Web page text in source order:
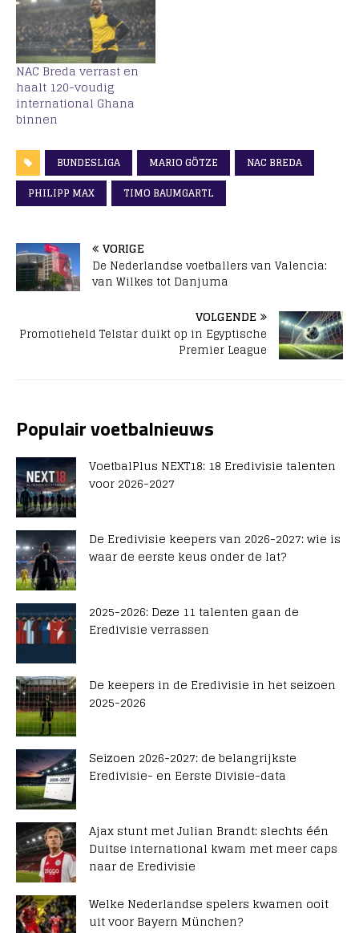
NAC Breda verrast en
haalt 120-voudig
international Ghana
binnen
BUNDESLIGA MARIO GÖTZE
NAC BREDA
PHILIPP MAX
TIMO BAUMGARTL
VORIGE
De Nederlandse voetballers van Valencia:
van Wilkes tot Danjuma
VOLGENDE
Promotieheld Telstar duikt op in Egyptische
Premier League
Populair voetbalnieuws
VoetbalPlus NEXT18: 18 Eredivisie talenten
voor 2026-2027
De Eredivisie keepers van 2026-2027: wie is
waar de eerste keus onder de lat?
2025-2026: Deze 11 talenten gaan de
Eredivisie verrassen
De keepers in de Eredivisie in het seizoen
2025-2026
Seizoen 2026-2027: de belangrijkste
Eredivisie- en Eerste Divisie-data
Ajax stunt met Julian Brandt: slechts één
Duitse international kwam met meer caps
naar de Eredivisie
Welke Nederlandse spelers kwamen ooit
uit voor Bayern München?